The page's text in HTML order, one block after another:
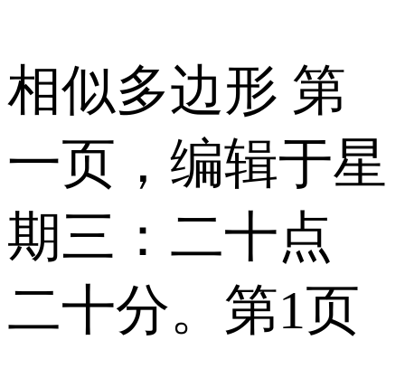
相似多边形 第
一页，编辑于星
期三：二十点
二十分。第1页